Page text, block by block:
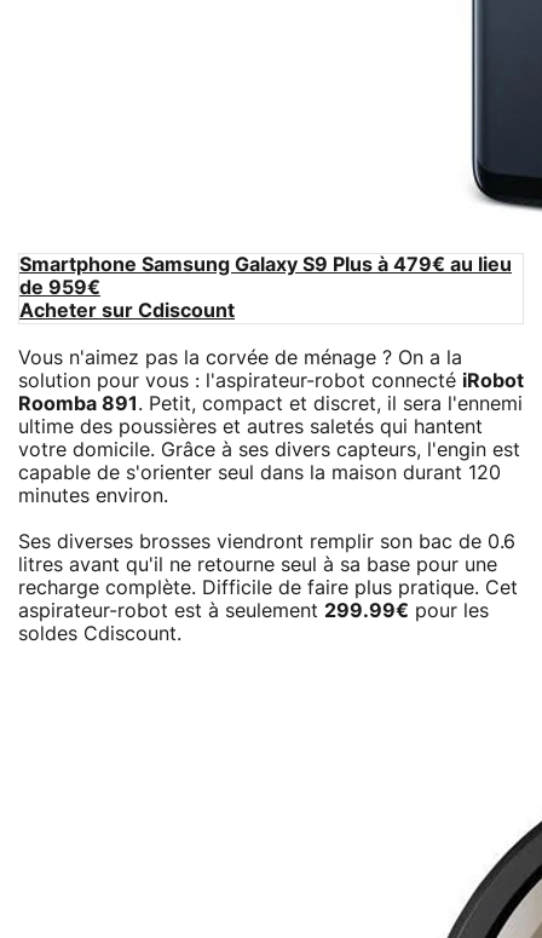
Smartphone Samsung Galaxy S9 Plus à 479€ au lieu
de 959€
Acheter sur Cdiscount
Vous n'aimez pas la corvée de ménage ? On a la
solution pour vous : l'aspirateur-robot connecté iRobot
Roomba 891 . Petit, compact et discret, il sera l'ennemi
ultime des poussières et autres saletés qui hantent
votre domicile. Grâce à ses divers capteurs, l'engin est
capable de s'orienter seul dans la maison durant 120
minutes environ.
Ses diverses brosses viendront remplir son bac de 0.6
litres avant qu'il ne retourne seul à sa base pour une
recharge complète. Difficile de faire plus pratique. Cet
aspirateur-robot est à seulement 299.99€ pour les
soldes Cdiscount.